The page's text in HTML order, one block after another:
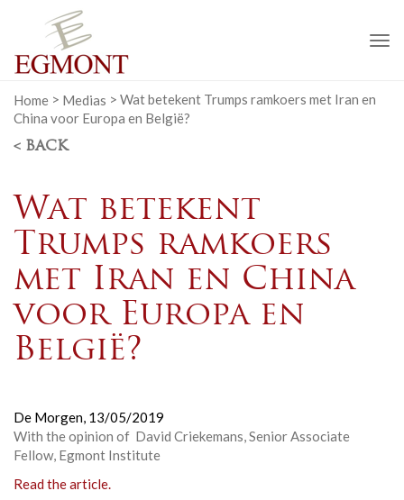
Home > Medias > Wat betekent Trumps ramkoers met Iran en
China voor Europa en België?
< BACK
Wat betekent
Trumps ramkoers
met Iran en China
voor Europa en
België?
De Morgen, 13/05/2019
With the opinion of David Criekemans, Senior Associate
Fellow, Egmont Institute
Read the article.